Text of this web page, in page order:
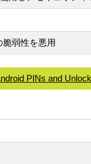
脆弱性を悪用
PINs and